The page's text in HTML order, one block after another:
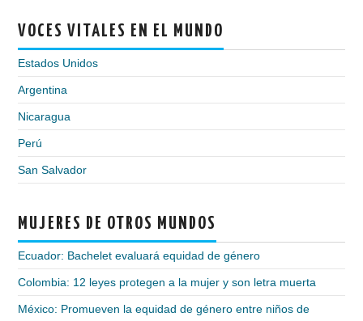
VOCES VITALES EN EL MUNDO
Estados Unidos
Argentina
Nicaragua
Perú
San Salvador
MUJERES DE OTROS MUNDOS
Ecuador: Bachelet evaluará equidad de género
Colombia: 12 leyes protegen a la mujer y son letra muerta
México: Promueven la equidad de género entre niños de